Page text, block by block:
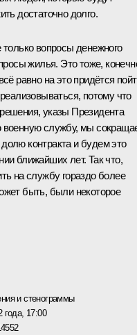
достаточно долго.
вопросы денежного
жилья. Это тоже,
равно на это придётся
потому что
указы Президента
военную службу, мы
контракта и будем это
ближайших лет. Так что,
на службу гораздо более
быть, были некоторое
и стенограммы
года, 17:00